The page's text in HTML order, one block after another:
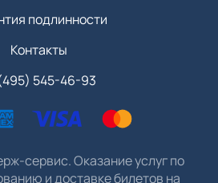
подлинности
Контакты
545-46-93
сервис. Оказание услуг по
и доставке билетов на